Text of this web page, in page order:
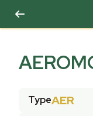
TypeAER